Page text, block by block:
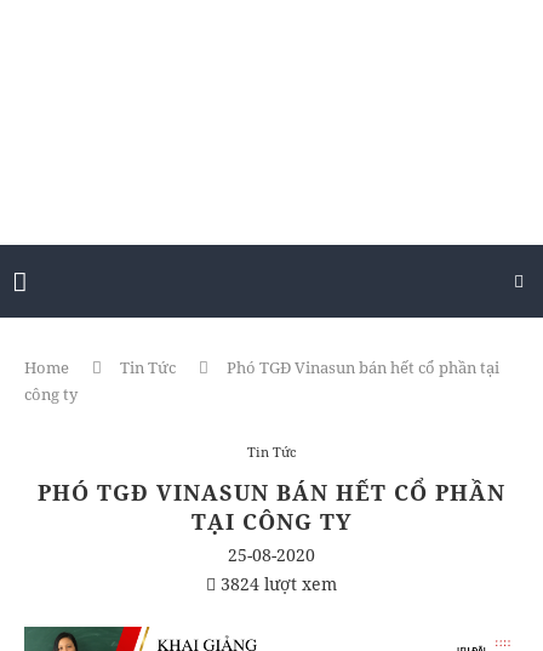
Home Tin Tức
Phó TGĐ Vinasun bán hết cổ phần tại
công ty
Tin Tức
PHÓ TGĐ VINASUN BÁN HẾT CỔ PHẦN
TẠI CÔNG TY
25-08-2020
3824 lượt xem